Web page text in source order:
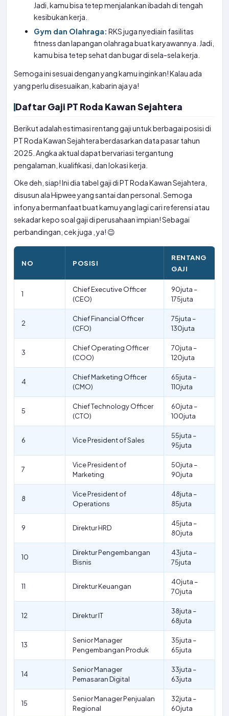
Jadi, kamu bisa tetep menjalankan ibadah di tengah
kesibukan kerja.
Gym dan Olahraga: RKS juga nyediain fasilitas
fitness dan lapangan olahraga buat karyawannya. Jadi,
kamu bisa tetep sehat dan bugar di sela-sela kerja.
Semoga ini sesuai dengan yang kamu inginkan! Kalau ada
yang perlu disesuaikan, kabarin aja ya!
Daftar Gaji PT Roda Kawan Sejahtera
Berikut adalah estimasi rentang gaji untuk berbagai posisi di
PT Roda Kawan Sejahtera berdasarkan data pasar tahun
2025. Angka aktual dapat bervariasi tergantung
pengalaman, kualifikasi, dan lokasi kerja.
Oke deh, siap! Ini dia tabel gaji di PT Roda Kawan Sejahtera,
disusun ala Hipwee yang santai dan personal. Semoga
infonya bermanfaat buat kamu yang lagi cari referensi atau
sekadar kepo soal gaji di perusahaan impian! Sebagai
perbandingan, cek juga , ya! 😉
NO POSISI
RENTANG
GAJI
1
Chief Executive Officer
(CEO)
90juta –
175juta
2
Chief Financial Officer
(CFO)
75juta –
130juta
3
Chief Operating Officer
(COO)
70juta –
120juta
4
Chief Marketing Officer
(CMO)
65juta –
110juta
5
Chief Technology Officer
(CTO)
60juta –
100juta
6 Vice President of Sales
55juta –
95juta
7
Vice President of
Marketing
50juta –
90juta
8
Vice President of
Operations
48juta –
85juta
9 Direktur HRD
45juta –
80juta
10
Direktur Pengembangan
Bisnis
43juta –
75juta
11 Direktur Keuangan
40juta –
70juta
12 Direktur IT
38juta –
68juta
13
Senior Manager
Pengembangan Produk
35juta –
65juta
14
Senior Manager
Pemasaran Digital
33juta –
63juta
15
Senior Manager Penjualan
Regional
32juta –
60juta